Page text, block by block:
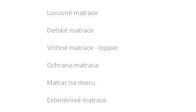
Luxusné matrace
Detské matrace
Vrchné matrace - topper
Ochrana matraca
Matrac na mieru
Exteriérové matrace